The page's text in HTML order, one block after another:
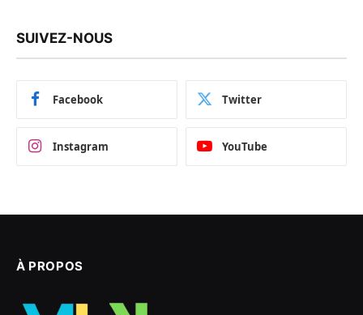
SUIVEZ-NOUS
Facebook Twitter
Instagram YouTube
À PROPOS